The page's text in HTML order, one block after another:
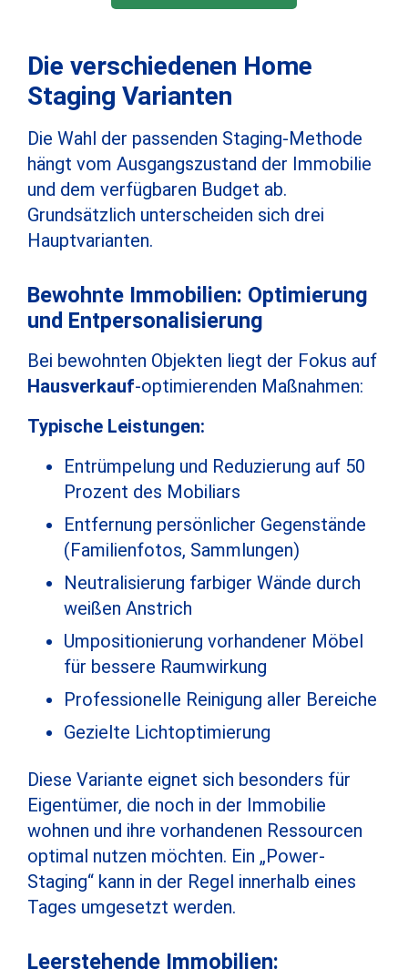
Die verschiedenen Home
Staging Varianten
Die Wahl der passenden Staging-Methode
hängt vom Ausgangszustand der Immobilie
und dem verfügbaren Budget ab.
Grundsätzlich unterscheiden sich drei
Hauptvarianten.
Bewohnte Immobilien: Optimierung
und Entpersonalisierung
Bei bewohnten Objekten liegt der Fokus auf
Hausverkauf-optimierenden Maßnahmen:
Typische Leistungen:
Entrümpelung und Reduzierung auf 50
Prozent des Mobiliars
Entfernung persönlicher Gegenstände
(Familienfotos, Sammlungen)
Neutralisierung farbiger Wände durch
weißen Anstrich
Umpositionierung vorhandener Möbel
für bessere Raumwirkung
Professionelle Reinigung aller Bereiche
Gezielte Lichtoptimierung
Diese Variante eignet sich besonders für
Eigentümer, die noch in der Immobilie
wohnen und ihre vorhandenen Ressourcen
optimal nutzen möchten. Ein „Power-
Staging“ kann in der Regel innerhalb eines
Tages umgesetzt werden.
Leerstehende Immobilien: